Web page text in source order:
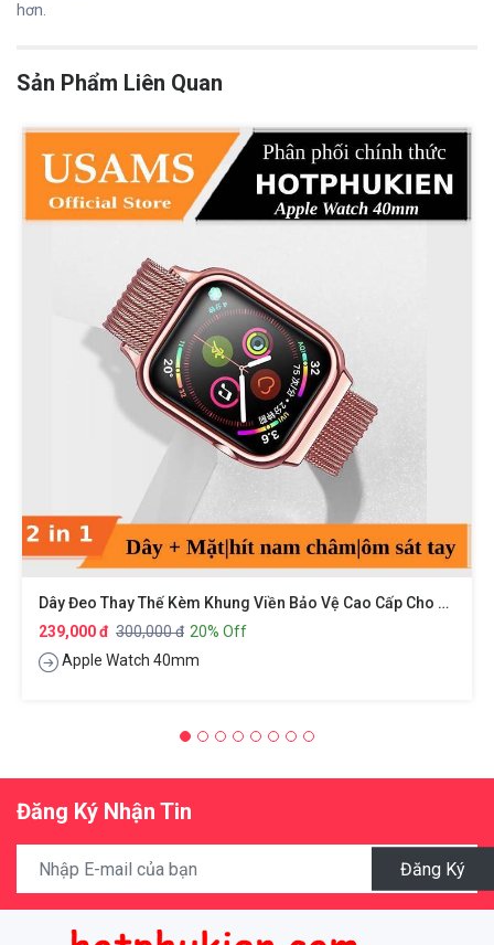
hơn.
Sản Phẩm Liên Quan
Dây Đeo Thay Thế Kèm Khung Viền Bảo Vệ Cao Cấp Cho Apple Watch 40mm Hiệu Usams
239,000 đ 300,000 đ 20% Off
Apple Watch 40mm
Đăng Ký Nhận Tin
Đăng Ký